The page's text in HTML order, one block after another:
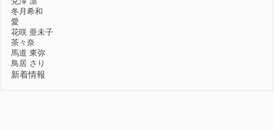
冬月希和
愛
花咲 亜未子
茶々奈
馬道 東弥
鳥居 さり
新着情報